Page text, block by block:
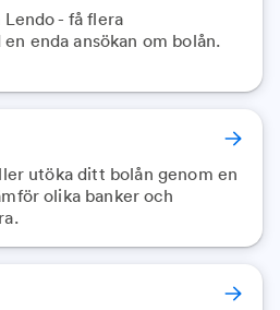
- få flera
enda ansökan om bolån.
utöka ditt bolån genom en
olika banker och